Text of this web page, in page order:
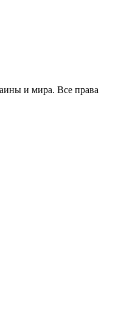
и мира. Все права